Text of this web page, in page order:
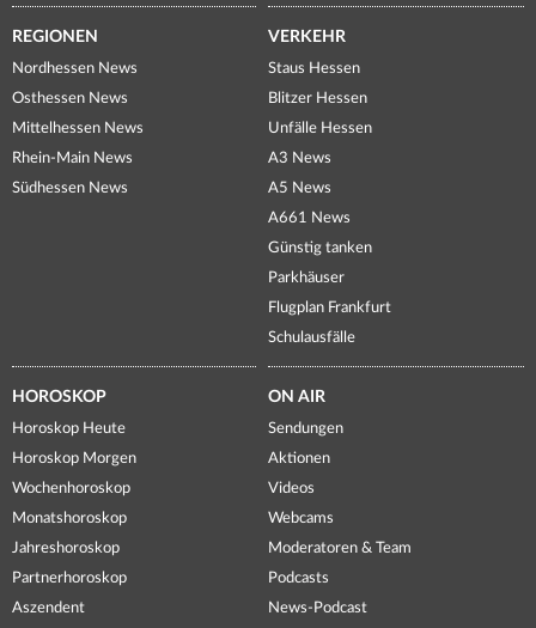
REGIONEN
Nordhessen News
Osthessen News
Mittelhessen News
Rhein-Main News
Südhessen News
VERKEHR
Staus Hessen
Blitzer Hessen
Unfälle Hessen
A3 News
A5 News
A661 News
Günstig tanken
Parkhäuser
Flugplan Frankfurt
Schulausfälle
HOROSKOP
Horoskop Heute
Horoskop Morgen
Wochenhoroskop
Monatshoroskop
Jahreshoroskop
Partnerhoroskop
Aszendent
ON AIR
Sendungen
Aktionen
Videos
Webcams
Moderatoren & Team
Podcasts
News-Podcast